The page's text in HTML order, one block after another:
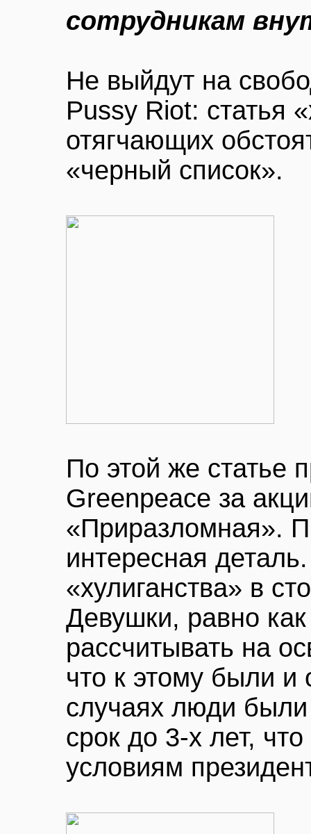
сотрудникам
Не выйдут на
Pussy Riot: статья
отягчающих
«черный список».
По этой же статье
Greenpeace за
«Приразломная».
интересная
«хулиганства» в
Девушки, равно
рассчитывать на
что к этому были и
случаях люди
срок до 3-х лет, что
условиям